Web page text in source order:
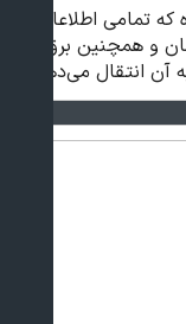
تمامی اطلاعات
و همچنین برق
آن انتقال می‌دهد.